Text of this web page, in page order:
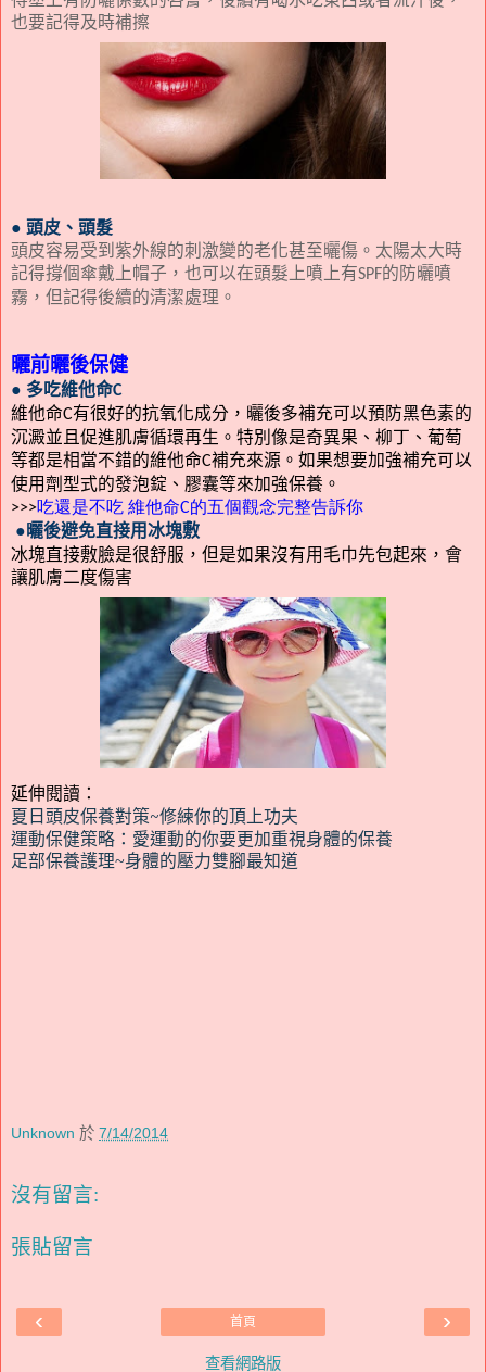
也要記得及時補擦
● 頭皮、頭髮
頭皮容易受到紫外線的刺激變的老化甚至曬傷。 太陽太大時
記得撐個傘戴上帽子，也可以在頭髮上噴上有SPF的防曬噴
霧，但記得後續的清潔處理。
曬前曬後保健
● 多吃維他命C
維他命C有很好的抗氧化成分，曬後多補充可以預防黑色素的
沉澱並且促進肌膚循環再生。特別像是奇異果、柳丁、葡萄
等都是相當不錯的維他命C補充來源。如果想要加強補充可以
使用劑型式的發泡錠、膠囊等來加強保養。
>>>吃還是不吃維他命C的五個觀念完整告訴你
●曬後避免直接用冰塊敷
冰塊直接敷臉是很舒服，但是如果沒有用毛巾先包起來，會
讓肌膚二度傷害
延伸閱讀：
夏日頭皮保養對策~修練你的頂上功夫
運動保健策略：愛運動的你要更加重視身體的保養
足部保養護理~身體的壓力雙腳最知道
Unknown 於 7/14/2014
沒有留言:
張貼留言
‹ ›
首頁
查看網路版